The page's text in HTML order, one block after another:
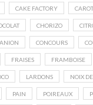
CAKE FACTORY
CHORIZO
CONCOURS
FRAISES FRAMBOISE
LARDONS NOIX
PAIN POIREAUX